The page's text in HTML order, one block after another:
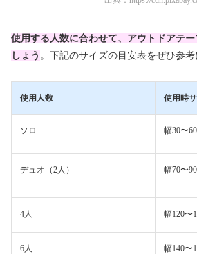
使用する人数に合わせて、アウトドアテ
しょう 。下記のサイズの目安表をぜひ参考
使用人数 使用時
ソロ 幅30〜
デュオ（2人） 幅70〜
4人 幅120〜
6人 幅140〜